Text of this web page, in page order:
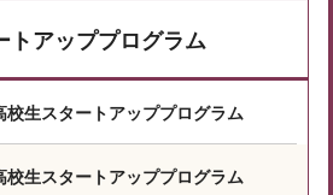
トアッププログラム
校生スタートアッププログラム
校生スタートアッププログラム